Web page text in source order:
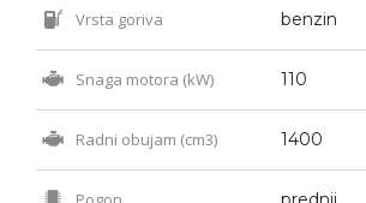
Vrsta goriva benzin
Snaga motora (kW) 110
Radni obujam (cm3) 1400